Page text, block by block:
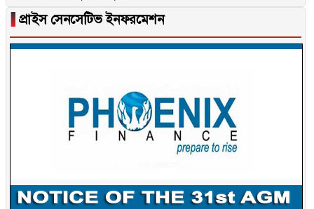
▐ প্রাইস সেনসেটিভ ইনফরমেশন